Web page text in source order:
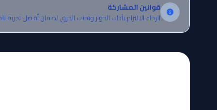
قوانين المشاركة
الرجاء الالتزام بآداب الحوار وتجنب الحرق لضمان أفضل تجربة